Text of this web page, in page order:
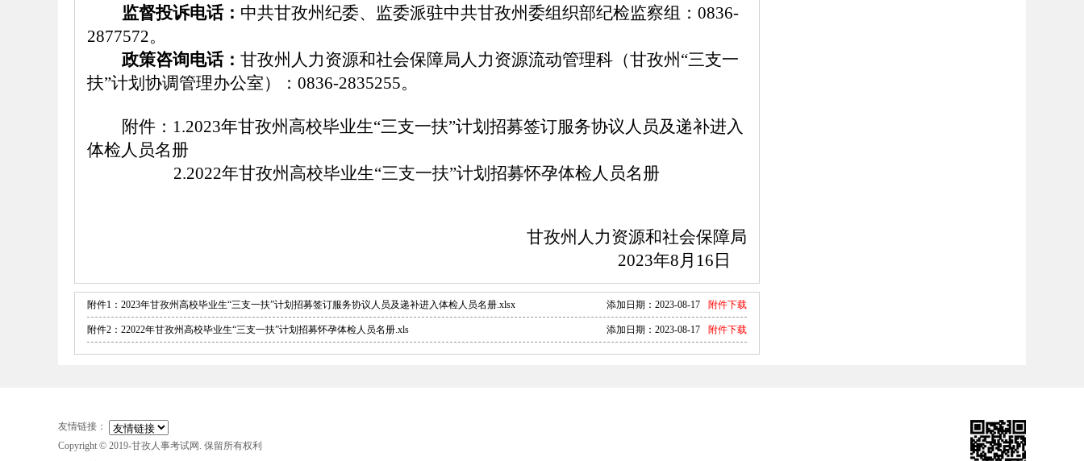
监督投诉电话： 中共甘孜州纪委、监委派驻中共甘孜州委组织部纪检监察组： 0836-
2877572。
政策咨询电话： 甘孜州人力资源和社会保障局人力资源流动管理科（甘孜州 “三支一
扶”计划协调管理办公室）：0836-2835255。
附件： 1.2023年甘孜州高校毕业生“三支一扶”计划招募签订服务协议人员及递补进入
体检人员名册
2.2022年甘孜州高校毕业生“三支一扶”计划招募怀孕体检人员名册
甘孜州人力资源和社会保障局
2023年8月 16 日
附件1：2023年甘孜州高校毕业生“三支一扶”计划招募签订服务协议人员及递补进入体检人员名册.xlsx 添加日期： 2023-08-17 附件下载
附件2：22022年甘孜州高校毕业生“三支一扶”计划招募怀孕体检人员名册.xls 添加日期： 2023-08-17 附件下载
友情链接：
Copyright © 2019-甘孜人事考试网. 保留所有权利